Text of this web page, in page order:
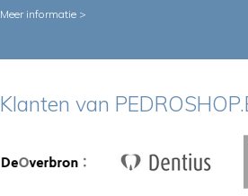
Meer informatie >
Klanten van